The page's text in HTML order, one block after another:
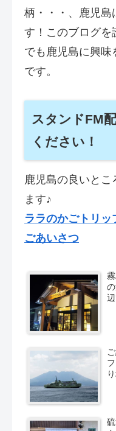
柄・・・、鹿児島
す！このブログを
でも鹿児島に興
です。
スタンドFM
ください！
鹿児島の良いと
ます♪
ララのかごトリッ
ごあいさつ